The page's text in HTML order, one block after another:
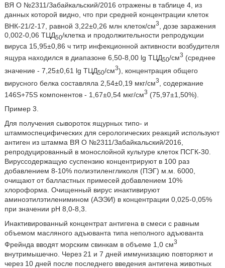
ВЯ О №2311/Забайкальский/2016 отражены в таблице 4, из
данных которой видно, что при средней концентрации клеток
ВНК-21/2-17, равной 3,22±0,26 млн клеток/см3
, дозе заражения
0,002-0,06 ТЦД50/клетка и продолжительности репродукции
вируса 15,95±0,86 ч титр инфекционной активности возбудителя
ящура находился в диапазоне 6,50-8,00 lg ТЦД50/см3 (среднее
значение - 7,25±0,61 lg ТЦД50/см3), концентрация общего
вирусного белка составляла 2,54±0,19 мкг/см3
, содержание
146S+75S компонентов - 1,67±0,54 мкг/см3 (75,97±1,50%).
Пример 3.
Для получения сывороток ящурных типо- и
штаммоспецифических для серологических реакций используют
антиген из штамма ВЯ О №2311/Забайкальский/2016,
репродуцированный в монослойной культуре клеток ПСГК-30.
Вируссодержащую суспензию концентрируют в 100 раз
добавлением 8-10% полиэтиленгликоля (ПЭГ) м.м. 6000,
очищают от балластных примесей добавлением 10%
хлороформа. Очищенный вирус инактивируют
аминоэтилэтиленимином (АЭЭИ) в концентрации 0,025-0,05%
при значении рН 8,0-8,3.
Инактивированный концентрат антигена в смеси с равным
объемом масляного адъюванта типа неполного адъюванта
Фрейнда вводят морским свинкам в объеме 1,0 см3
внутримышечно. Через 21 и 7 дней иммунизацию повторяют и
через 10 дней после последнего введения антигена животных